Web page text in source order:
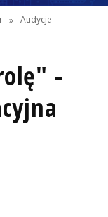
» Audycje
-